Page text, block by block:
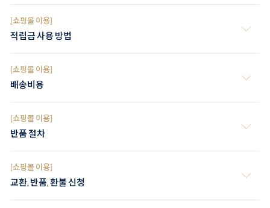
[쇼핑몰 이용]
적립금 사용 방법
[쇼핑몰 이용]
배송비용
[쇼핑몰 이용]
반품 절차
[쇼핑몰 이용]
교환, 반품, 환불 신청